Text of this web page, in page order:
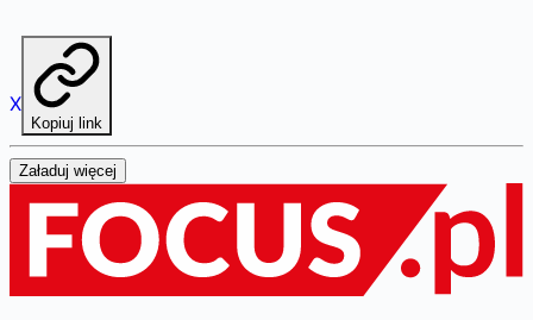
X
Kopiuj link
Załaduj więcej